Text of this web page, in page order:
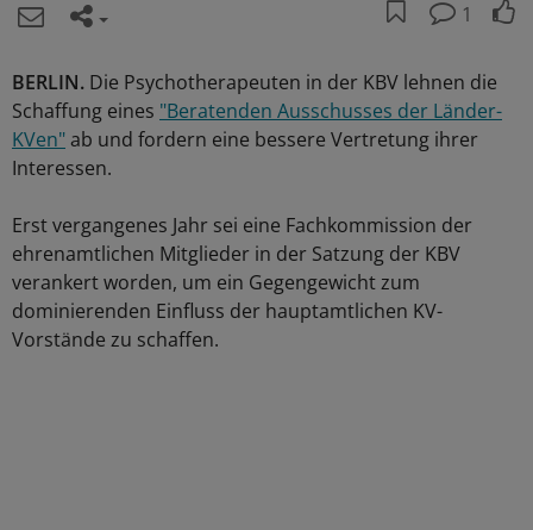
1
BERLIN. Die Psychotherapeuten in der KBV lehnen die
Schaffung eines "Beratenden Ausschusses der Länder-
KVen"ab und fordern eine bessere Vertretung ihrer
Interessen.
Erst vergangenes Jahr sei eine Fachkommission der
ehrenamtlichen Mitglieder in der Satzung der KBV
verankert worden, um ein Gegengewicht zum
dominierenden Einfluss der hauptamtlichen KV-
Vorstände zu schaffen.